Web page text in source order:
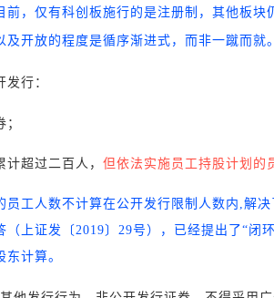
前，仅有科创板施行的是注册制，其他板
开放的程度是循序渐进式，而非一蹴而就。
行：
超过二百人， 但依法实施员工持股计划的
员工人数不计算在公开发行限制人数内,解决
（上证发〔2019〕29号），已经提出了“闭
计算。